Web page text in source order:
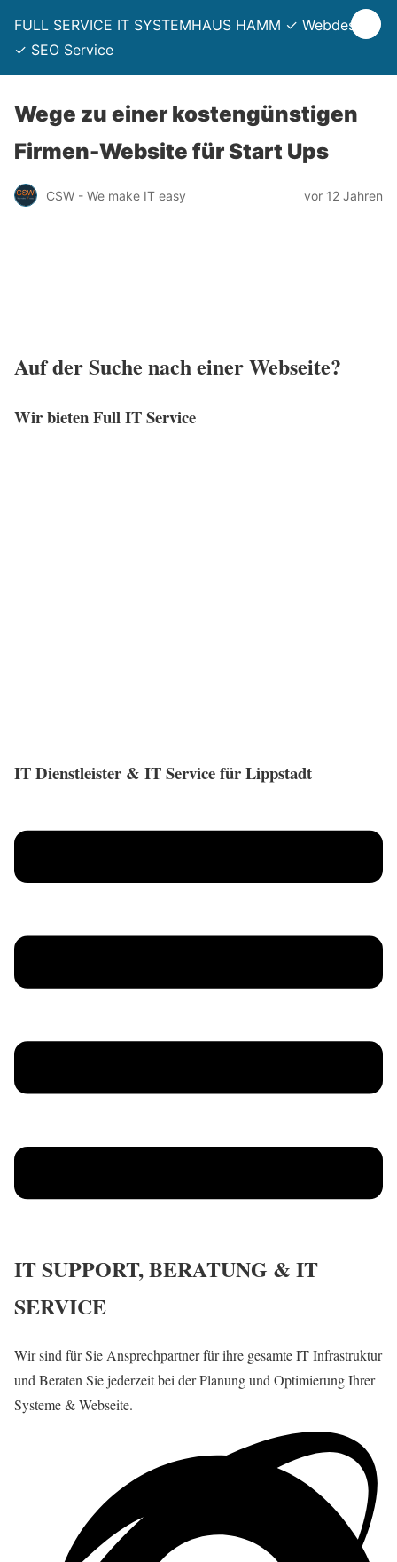
FULL SERVICE IT SYSTEMHAUS HAMM ✓ Webdesign
✓ SEO Service
Wege zu einer kostengünstigen
Firmen-Website für Start Ups
CSW - We make IT easy vor 12 Jahren
Auf der Suche nach einer Webseite?
Wir bieten Full IT Service
IT Dienstleister & IT Service für Lippstadt
IT SUPPORT, BERATUNG & IT
SERVICE
Wir sind für Sie Ansprechpartner für ihre gesamte IT Infrastruktur
und Beraten Sie jederzeit bei der Planung und Optimierung Ihrer
Systeme & Webseite.